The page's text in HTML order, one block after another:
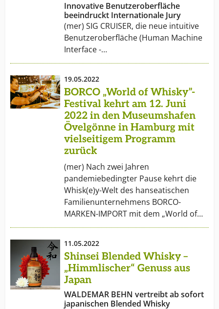
Innovative Benutzeroberfläche
beeindruckt Internationale Jury
(mer) SIG CRUISER, die neue intuitive
Benutzeroberfläche (Human Machine
Interface -…
19.05.2022
BORCO „World of Whisky”-
Festival kehrt am 12. Juni
2022 in den Museumshafen
Övelgönne in Hamburg mit
vielseitigem Programm
zurück
(mer) Nach zwei Jahren
pandemiebedingter Pause kehrt die
Whisk(e)y-Welt des hanseatischen
Familienunternehmens BORCO-
MARKEN-IMPORT mit dem „World of…
11.05.2022
Shinsei Blended Whisky –
„Himmlischer“ Genuss aus
Japan
WALDEMAR BEHN vertreibt ab sofort
japanischen Blended Whisky